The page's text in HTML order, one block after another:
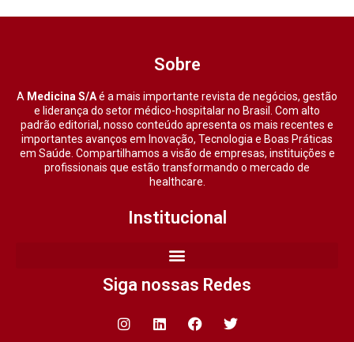
Sobre
A Medicina S/Aé a mais importante revista de negócios, gestão
e liderança do setor médico-hospitalar no Brasil. Com alto
padrão editorial, nosso conteúdo apresenta os mais recentes e
importantes avanços em Inovação, Tecnologia e Boas Práticas
em Saúde. Compartilhamos a visão de empresas, instituições e
profissionais que estão transformando o mercado de
healthcare.
Institucional
Siga nossas Redes